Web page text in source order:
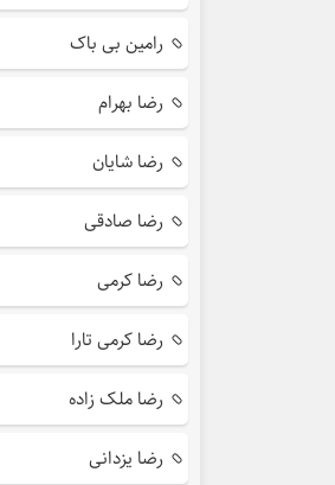
رامین بی باک
رضا بهرام
رضا شایان
رضا صادقی
رضا کرمی
رضا کرمی تارا
رضا ملک زاده
رضا یزدانی